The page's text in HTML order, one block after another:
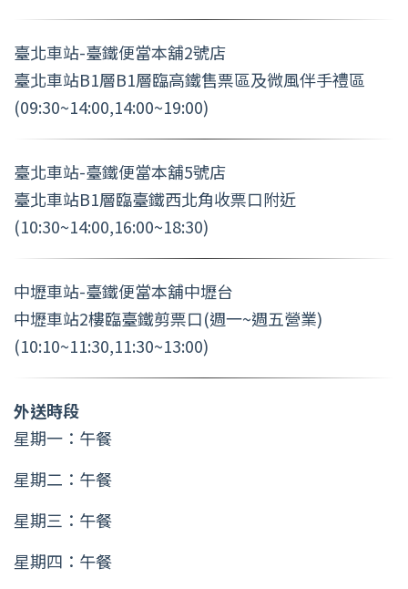
臺北車站-臺鐵便當本舖2號店
臺北車站B1層B1層臨高鐵售票區及微風伴手禮區
(09:30~14:00,14:00~19:00)
臺北車站-臺鐵便當本舖5號店
臺北車站B1層臨臺鐵西北角收票口附近
(10:30~14:00,16:00~18:30)
中壢車站-臺鐵便當本舖中壢台
中壢車站2樓臨臺鐵剪票口(週一~週五營業)
(10:10~11:30,11:30~13:00)
外送時段
星期一：午餐
星期二：午餐
星期三：午餐
星期四：午餐